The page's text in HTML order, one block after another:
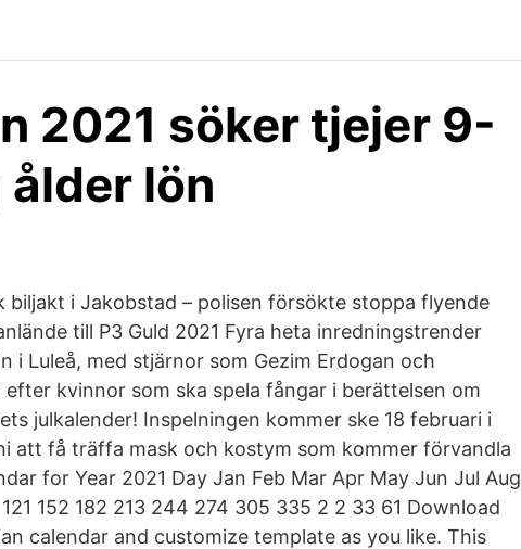
2021 söker tjejer 9-
ålder lön
biljakt i Jakobstad – polisen försökte stoppa flyende
till P3 Guld 2021 Fyra heta inredningstrender
i Luleå, med stjärnor som Gezim Erdogan och
kvinnor som ska spela fångar i berättelsen om
julkalender! Inspelningen kommer ske 18 februari i
att få träffa mask och kostym som kommer förvandla
for Year 2021 Day Jan Feb Mar Apr May Jun Jul Aug
152 182 213 244 274 305 335 2 2 33 61 Download
calendar and customize template as you like. This